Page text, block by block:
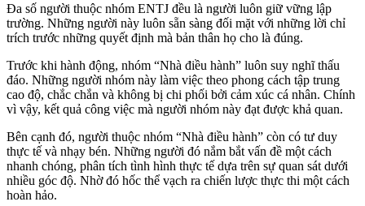
Đa số người thuộc nhóm ENTJ đều là người luôn giữ vững lập
trường. Những người này luôn sẵn sàng đối mặt với những lời chỉ
trích trước những quyết định mà bản thân họ cho là đúng.
Trước khi hành động, nhóm “Nhà điều hành” luôn suy nghĩ thấu
đáo. Những người nhóm này làm việc theo phong cách tập trung
cao độ, chắc chắn và không bị chi phối bởi cảm xúc cá nhân. Chính
vì vậy, kết quả công việc mà người nhóm này đạt được khả quan.
Bên cạnh đó, người thuộc nhóm “Nhà điều hành” còn có tư duy
thực tế và nhạy bén. Những người đó nắm bắt vấn đề một cách
nhanh chóng, phân tích tình hình thực tế dựa trên sự quan sát dưới
nhiều góc độ. Nhờ đó hốc thể vạch ra chiến lược thực thi một cách
hoàn hảo.